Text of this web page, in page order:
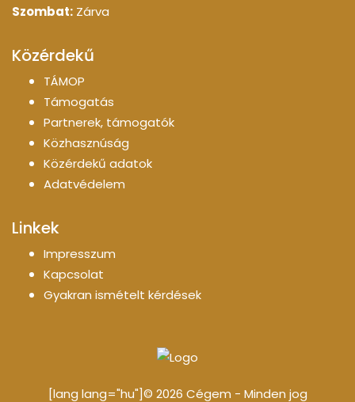
Szombat: Zárva
Közérdekű
TÁMOP
Támogatás
Partnerek, támogatók
Közhasznúság
Közérdekű adatok
Adatvédelem
Linkek
Impresszum
Kapcsolat
Gyakran ismételt kérdések
[lang lang="hu"]© 2026 Cégem - Minden jog